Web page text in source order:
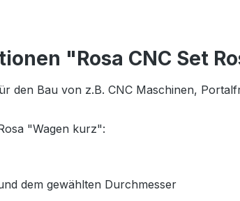
"Rosa CNC Set
den Bau von z.B. CNC Maschinen,
"Wagen kurz":
dem gewählten Durchmesser